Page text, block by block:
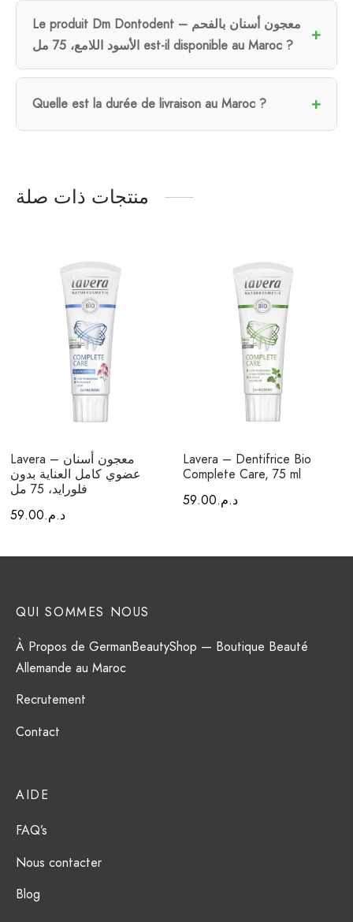
Le produit Dm Dontodent – معجون أسنان بالفحم
الأسود اللامع، 75 مل est-il disponible au Maroc ?
Quelle est la durée de livraison au Maroc ?
منتجات ذات صلة
Lavera – معجون أسنان
عضوي كامل العناية بدون
فلورايد، 75 مل
د.م.59.00
Lavera – Dentifrice Bio
Complete Care, 75 ml
د.م.59.00
AIDE
FAQ’s
Nous contacter
Blog
QUI SOMMES NOUS
À Propos de GermanBeautyShop — Boutique Beauté
Allemande au Maroc
Recrutement
Contact